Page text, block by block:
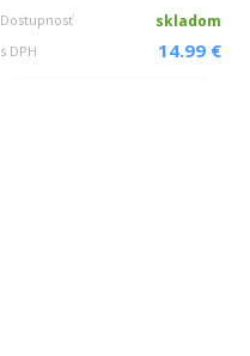
Dostupnosť skladom
s DPH 14.99 €